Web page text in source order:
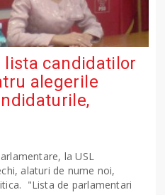
candidatilor
alegerile
la USL
alaturi de nume noi,
"Lista de parlamentari